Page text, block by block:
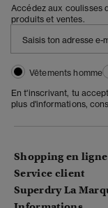
Accédez aux coulisses
produits et ventes.
Vêtements homme
En t'inscrivant, tu
plus d'informations,
Shopping en ligne
Service client
Superdry La